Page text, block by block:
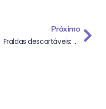
Próximo
Fraldas descartáveis: Conheça as características com a iFraldas!